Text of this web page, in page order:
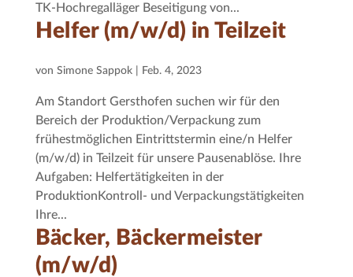
TK-Hochregalläger Beseitigung von...
Helfer (m/w/d) in Teilzeit
von Simone Sappok| Feb. 4, 2023
Am Standort Gersthofen suchen wir für den
Bereich der Produktion/Verpackung zum
frühestmöglichen Eintrittstermin eine/n Helfer
(m/w/d) in Teilzeit für unsere Pausenablöse. Ihre
Aufgaben: Helfertätigkeiten in der
ProduktionKontroll- und Verpackungstätigkeiten
Ihre...
Bäcker, Bäckermeister
(m/w/d)